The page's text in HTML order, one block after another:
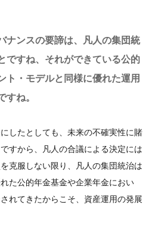
ナンスの要諦は、凡人の集団統
ですね、それができている公的
ト・モデルと同様に優れた運用
すね。
したとしても、未来の不確実性に賭
すから、凡人の合議による決定には
克服しない限り、凡人の集団統治は
た公的年金基金や企業年金におい
れてきたからこそ、資産運用の発展